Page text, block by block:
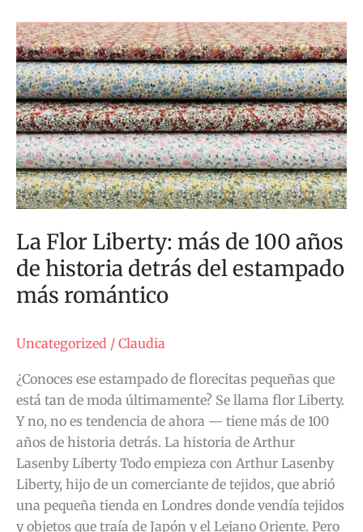
La Flor Liberty: más de 100 años
de historia detrás del estampado
más romántico
Uncategorized / Claudia
¿Conoces ese estampado de florecitas pequeñas que
está tan de moda últimamente? Se llama flor Liberty.
Y no, no es tendencia de ahora — tiene más de 100
años de historia detrás. La historia de Arthur
Lasenby Liberty Todo empieza con Arthur Lasenby
Liberty, hijo de un comerciante de tejidos, que abrió
una pequeña tienda en Londres donde vendía tejidos
y objetos que traía de Japón y el Lejano Oriente. Pero
La
Flor
Liberty:
más
de
100
años
de
historia
del
estampado
más
romántico